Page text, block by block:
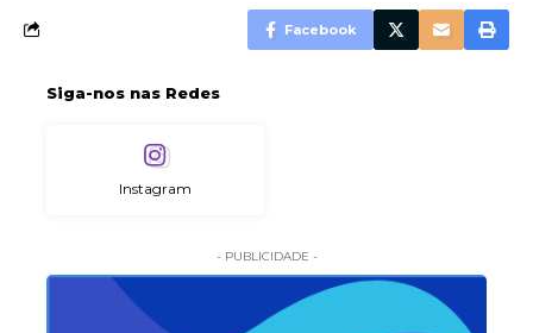
Facebook
Siga-nos nas Redes
Instagram
- PUBLICIDADE -